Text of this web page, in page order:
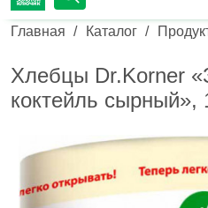
Строка
Главная Каталог
Хлебцы Dr.Korner
коктейль сырный»,